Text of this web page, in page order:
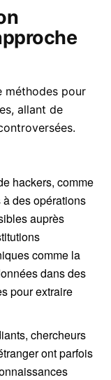
méthodes pour
allant de
hackers, comme
des opérations
auprès
comme la
dans des
pour extraire
chercheurs
ont parfois